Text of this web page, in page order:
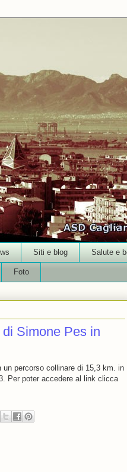
Siti e blog Salute e
Foto
Simone Pes in
percorso collinare di 15,3 km. in
Per poter accedere al link clicca